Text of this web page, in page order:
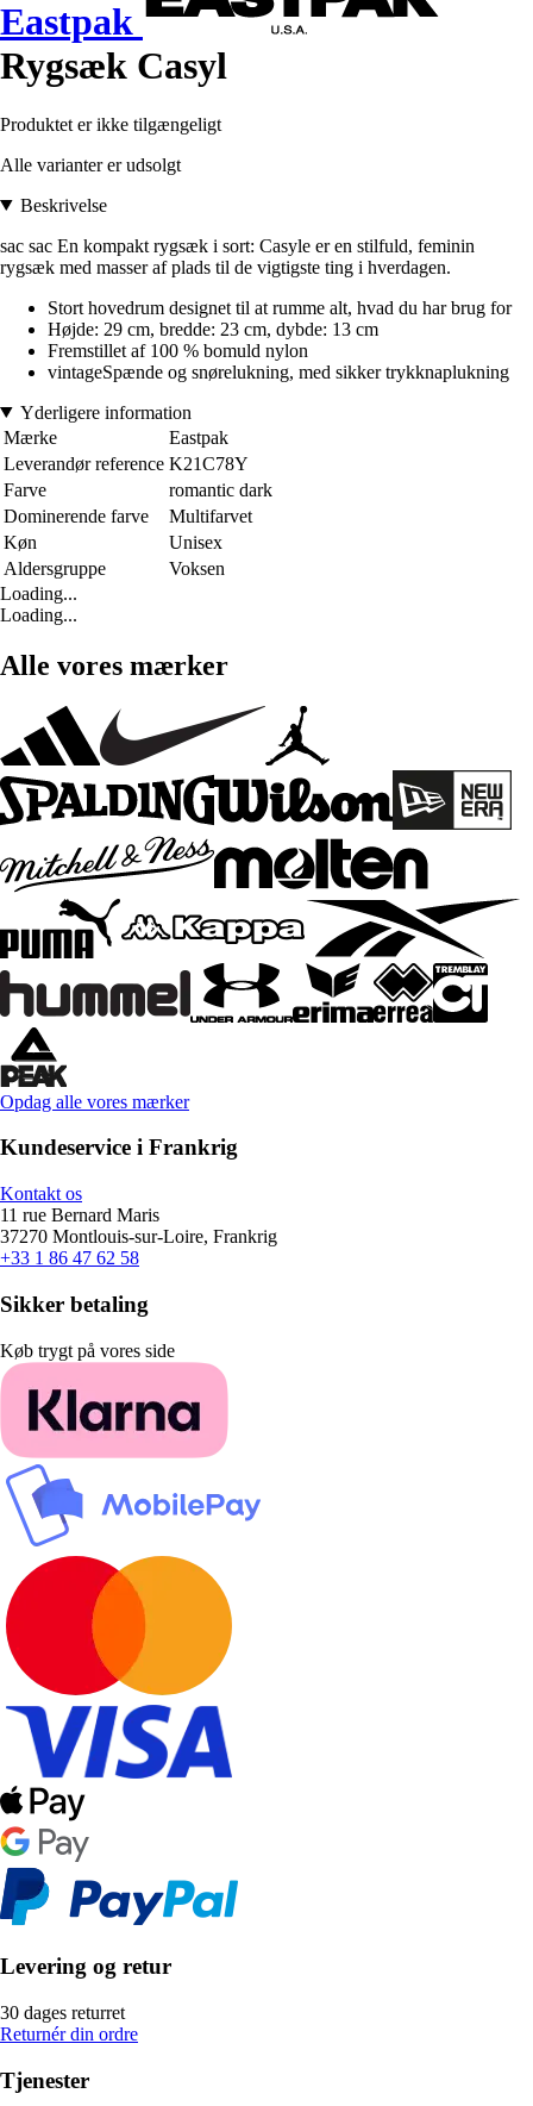
Eastpak
Rygsæk Casyl
Produktet er ikke tilgængeligt
Alle varianter er udsolgt
Beskrivelse
sac sac En kompakt rygsæk i sort: Casyle er en stilfuld, feminin
rygsæk med masser af plads til de vigtigste ting i hverdagen.
Stort hovedrum designet til at rumme alt, hvad du har brug for
Højde: 29 cm, bredde: 23 cm, dybde: 13 cm
Fremstillet af 100 % bomuld nylon
vintageSpænde og snørelukning, med sikker trykknaplukning
Yderligere information
Mærke
Eastpak
Leverandør reference K21C78Y
Farve
romantic dark
Dominerende farve
Multifarvet
Køn
Unisex
Aldersgruppe
Voksen
Loading...
Loading...
Alle vores mærker
Opdag alle vores mærker
Kundeservice i Frankrig
Kontakt os
11 rue Bernard Maris
37270 Montlouis-sur-Loire, Frankrig
+33 1 86 47 62 58
Sikker betaling
Køb trygt på vores side
Levering og retur
30 dages returret
Returnér din ordre
Tjenester